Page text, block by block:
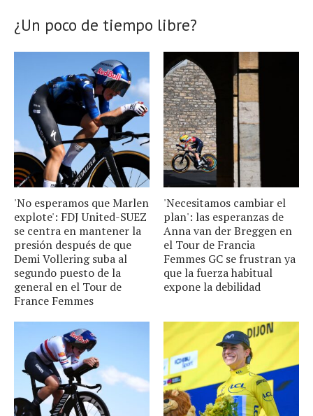
¿Un poco de tiempo libre?
'No esperamos que Marlen
explote': FDJ United-SUEZ
se centra en mantener la
presión después de que
Demi Vollering suba al
segundo puesto de la
general en el Tour de
France Femmes
'Necesitamos cambiar el
plan': las esperanzas de
Anna van der Breggen en
el Tour de Francia
Femmes GC se frustran ya
que la fuerza habitual
expone la debilidad